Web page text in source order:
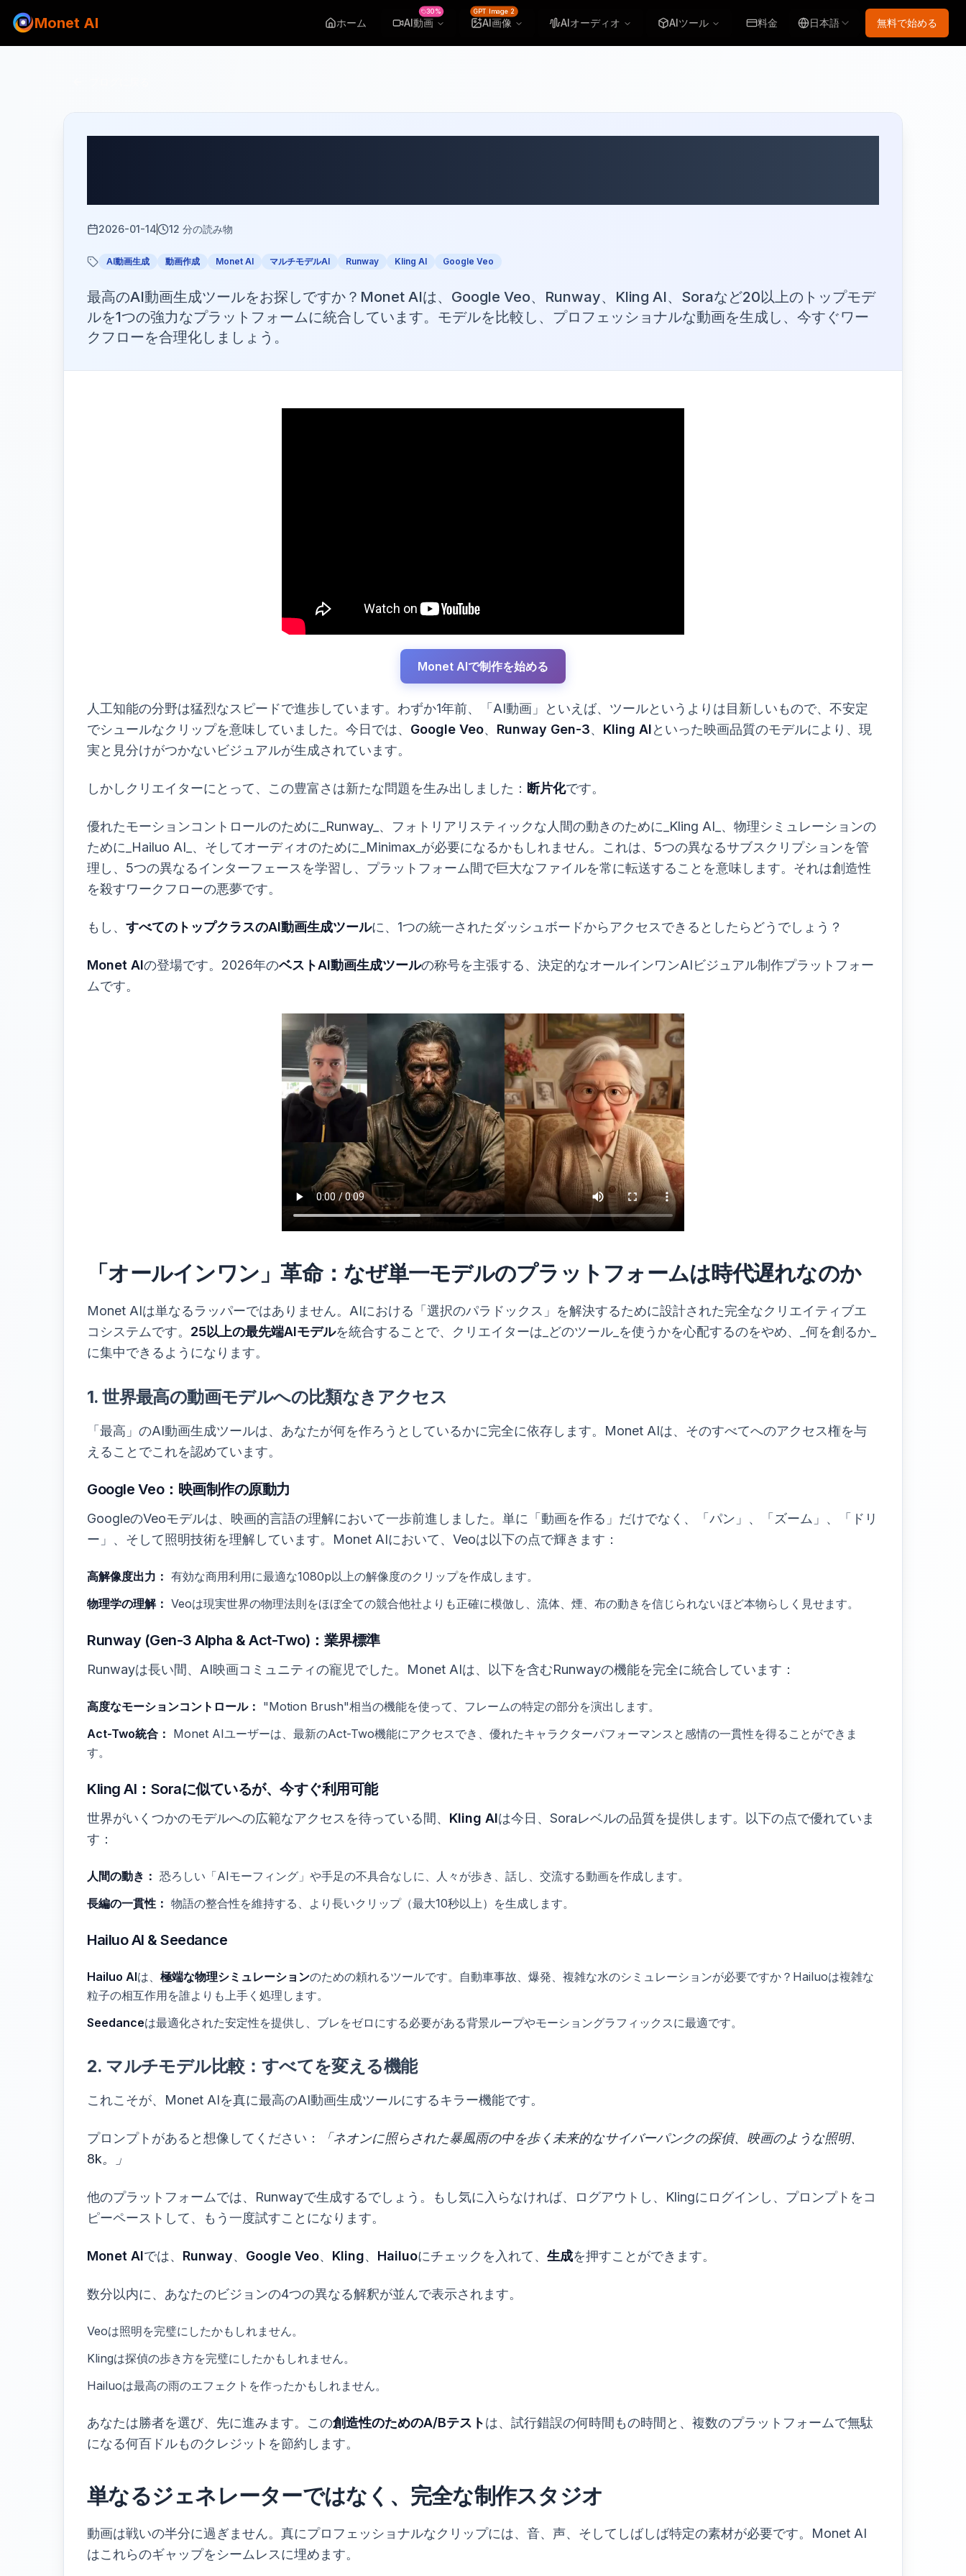
Monet AI ホーム AI動画
30%
AI画像
GPT Image 2
AIオーディオ AIツール 料金 日本語 無料で始める
2026-01-14 12 分の読み物
AI動画生成 動画作成 Monet AI マルチモデルAI Runway Kling AI Google Veo
最高のAI動画生成ツールをお探しですか？Monet AIは、Google Veo、Runway、Kling AI、Soraなど20以上のトップモデ
ルを1つの強力なプラットフォームに統合しています。モデルを比較し、プロフェッショナルな動画を生成し、今すぐワー
クフローを合理化しましょう。
Monet AIで制作を始める
人工知能の分野は猛烈なスピードで進歩しています。わずか1年前、「AI動画」といえば、ツールというよりは目新しいもので、不安定
でシュールなクリップを意味していました。今日では、 Google Veo、 Runway Gen-3、 Kling AIといった映画品質のモデルにより、現
実と見分けがつかないビジュアルが生成されています。
しかしクリエイターにとって、この豊富さは新たな問題を生み出しました： 断片化です。
優れたモーションコントロールのために_Runway_、フォトリアリスティックな人間の動きのために_Kling AI_、物理シミュレーションの
ために_Hailuo AI_、そしてオーディオのために_Minimax_が必要になるかもしれません。これは、5つの異なるサブスクリプションを管
理し、5つの異なるインターフェースを学習し、プラットフォーム間で巨大なファイルを常に転送することを意味します。それは創造性
を殺すワークフローの悪夢です。
もし、 すべてのトップクラスのAI動画生成ツールに、1つの統一されたダッシュボードからアクセスできるとしたらどうでしょう？
Monet AIの登場です。2026年のベストAI動画生成ツールの称号を主張する、決定的なオールインワンAIビジュアル制作プラットフォー
ムです。
「オールインワン」革命：なぜ単一モデルのプラットフォームは時代遅れなのか
Monet AIは単なるラッパーではありません。AIにおける「選択のパラドックス」を解決するために設計された完全なクリエイティブエ
コシステムです。 25以上の最先端AIモデルを統合することで、クリエイターは_どのツール_を使うかを心配するのをやめ、_何を創るか_
に集中できるようになります。
1. 世界最高の動画モデルへの比類なきアクセス
「最高」のAI動画生成ツールは、あなたが何を作ろうとしているかに完全に依存します。Monet AIは、そのすべてへのアクセス権を与
えることでこれを認めています。
Google Veo：映画制作の原動力
GoogleのVeoモデルは、映画的言語の理解において一歩前進しました。単に「動画を作る」だけでなく、「パン」、「ズーム」、「ドリ
ー」、そして照明技術を理解しています。Monet AIにおいて、Veoは以下の点で輝きます：
高解像度出力： 有効な商用利用に最適な1080p以上の解像度のクリップを作成します。
物理学の理解： Veoは現実世界の物理法則をほぼ全ての競合他社よりも正確に模倣し、流体、煙、布の動きを信じられないほど本物らしく見せます。
Runway (Gen-3 Alpha & Act-Two)：業界標準
Runwayは長い間、AI映画コミュニティの寵児でした。Monet AIは、以下を含むRunwayの機能を完全に統合しています：
高度なモーションコントロール： "Motion Brush"相当の機能を使って、フレームの特定の部分を演出します。
Act-Two統合： Monet AIユーザーは、最新のAct-Two機能にアクセスでき、優れたキャラクターパフォーマンスと感情の一貫性を得ることができま
す。
Kling AI：Soraに似ているが、今すぐ利用可能
世界がいくつかのモデルへの広範なアクセスを待っている間、 Kling AIは今日、Soraレベルの品質を提供します。以下の点で優れていま
す：
人間の動き： 恐ろしい「AIモーフィング」や手足の不具合なしに、人々が歩き、話し、交流する動画を作成します。
長編の一貫性： 物語の整合性を維持する、より長いクリップ（最大10秒以上）を生成します。
Hailuo AI & Seedance
Hailuo AIは、 極端な物理シミュレーションのための頼れるツールです。自動車事故、爆発、複雑な水のシミュレーションが必要ですか？Hailuoは複雑な
粒子の相互作用を誰よりも上手く処理します。
Seedanceは最適化された安定性を提供し、ブレをゼロにする必要がある背景ループやモーショングラフィックスに最適です。
2. マルチモデル比較：すべてを変える機能
これこそが、Monet AIを真に最高のAI動画生成ツールにするキラー機能です。
プロンプトがあると想像してください：
「ネオンに照らされた暴風雨の中を歩く未来的なサイバーパンクの探偵、映画のような照明、
8k。」
他のプラットフォームでは、Runwayで生成するでしょう。もし気に入らなければ、ログアウトし、Klingにログインし、プロンプトをコ
ピーペーストして、もう一度試すことになります。
Monet AIでは、 Runway、 Google Veo、 Kling、 Hailuoにチェックを入れて、 生成を押すことができます。
数分以内に、あなたのビジョンの4つの異なる解釈が並んで表示されます。
Veoは照明を完璧にしたかもしれません。
Klingは探偵の歩き方を完璧にしたかもしれません。
Hailuoは最高の雨のエフェクトを作ったかもしれません。
あなたは勝者を選び、先に進みます。この創造性のためのA/Bテストは、試行錯誤の何時間もの時間と、複数のプラットフォームで無駄
になる何百ドルものクレジットを節約します。
単なるジェネレーターではなく、完全な制作スタジオ
動画は戦いの半分に過ぎません。真にプロフェッショナルなクリップには、音、声、そしてしばしば特定の素材が必要です。Monet AI
はこれらのギャップをシームレスに埋めます。